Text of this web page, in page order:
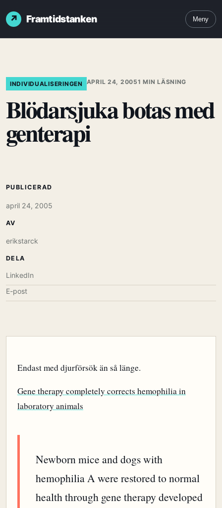
Framtidstanken Meny
INDIVIDUALISERINGEN APRIL 24, 20051 MIN LÄSNING
Blödarsjuka botas med
genterapi
Endast med djurförsök än så länge.
Gene therapy completely corrects hemophilia in
laboratory animals
Newborn mice and dogs with
hemophilia A were restored to normal
health through gene therapy developed
PUBLICERAD
april 24, 2005
AV
erikstarck
DELA
LinkedIn
E-post